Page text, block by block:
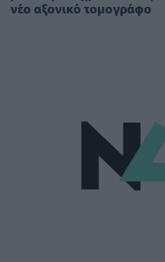
νέο αξονικό τομογράφο